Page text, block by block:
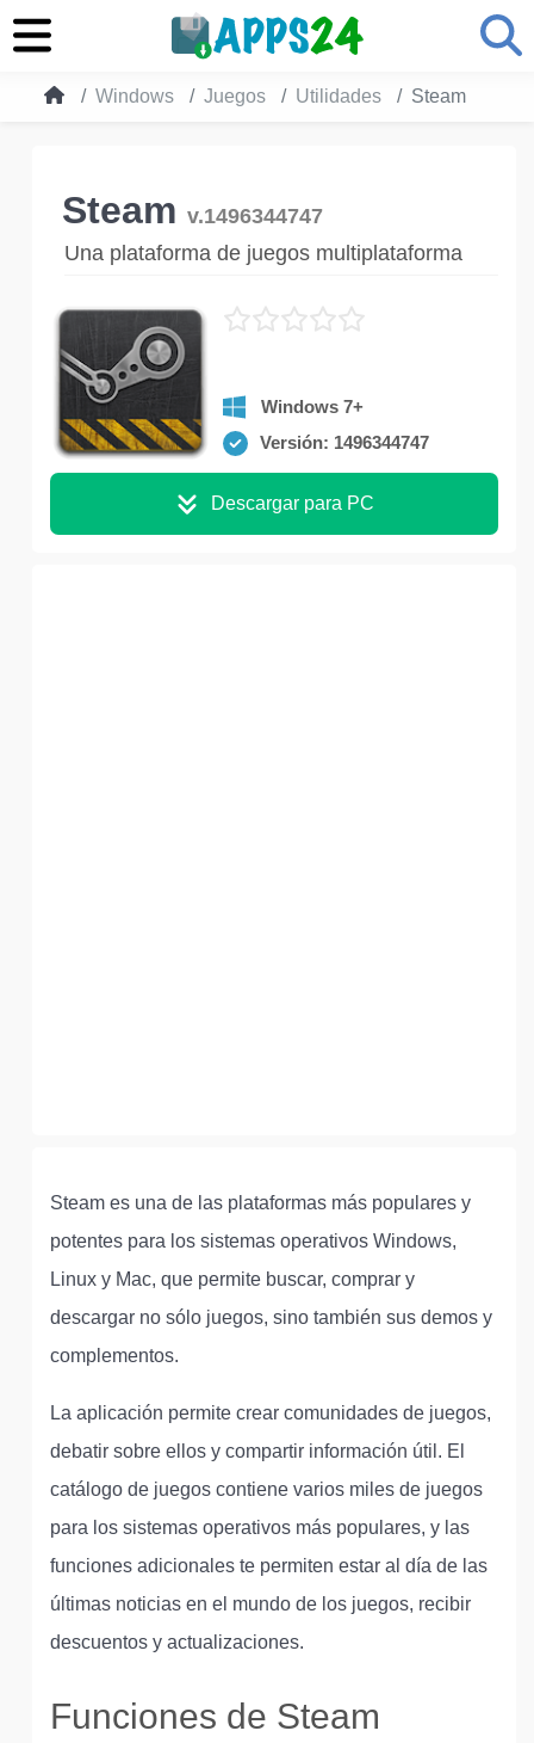
Windows Juegos Utilidades Steam
Steam v.1496344747
Una plataforma de juegos multiplataforma
Windows 7+
Versión: 1496344747
Descargar para PC
Steam es una de las plataformas más populares y
potentes para los sistemas operativos Windows,
Linux y Mac, que permite buscar, comprar y
descargar no sólo juegos, sino también sus demos y
complementos.
La aplicación permite crear comunidades de juegos,
debatir sobre ellos y compartir información útil. El
catálogo de juegos contiene varios miles de juegos
para los sistemas operativos más populares, y las
funciones adicionales te permiten estar al día de las
últimas noticias en el mundo de los juegos, recibir
descuentos y actualizaciones.
Funciones de Steam